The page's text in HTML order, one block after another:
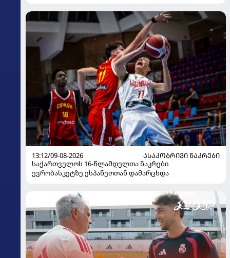
13:12/09-08-2026
ᲐᲡᲐᲙᲝᲑᲠᲘᲕᲘ ᲜᲐᲙᲠᲔᲑᲘ
საქართველოს 16-წლამდელთა ნაკრები
ევრობასკეტზე ესპანეთთან დამარცხდა